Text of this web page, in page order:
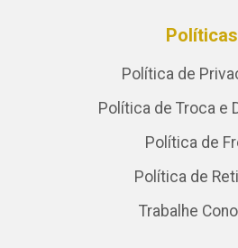
Políticas
Política de
Política de Troca e
Política de
Política de
Trabalhe